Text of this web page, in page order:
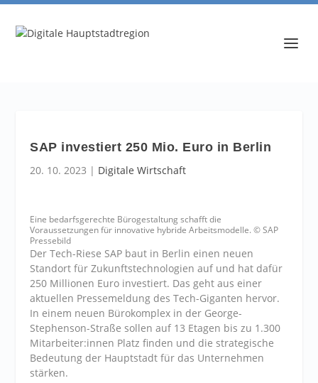
SAP investiert 250 Mio. Euro in Berlin
20. 10. 2023 | Digitale Wirtschaft
Eine bedarfsgerechte Bürogestaltung schafft die
Voraussetzungen für innovative hybride Arbeitsmodelle. © SAP
Pressebild
Der Tech-Riese SAP baut in Berlin einen neuen
Standort für Zukunftstechnologien auf und hat dafür
250 Millionen Euro investiert. Das geht aus einer
aktuellen Pressemeldung des Tech-Giganten hervor.
In einem neuen Bürokomplex in der George-
Stephenson-Straße sollen auf 13 Etagen bis zu 1.300
Mitarbeiter:innen Platz finden und die strategische
Bedeutung der Hauptstadt für das Unternehmen
stärken.